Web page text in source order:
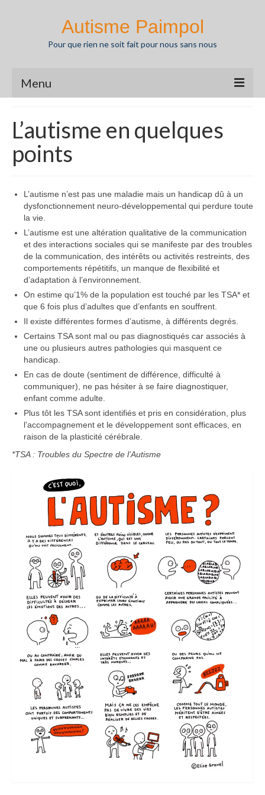
Autisme Paimpol
Pour que rien ne soit fait pour nous sans nous
Menu
Agenda
L’autisme
Partenaires
Ressources
Pédagothèque
Habitat inclusif
Contact
L’autisme en quelques
points
L’autisme n’est pas une maladie mais un handicap dû à un
dysfonctionnement neuro-développemental qui perdure toute
la vie.
L’autisme est une altération qualitative de la communication
et des interactions sociales qui se manifeste par des troubles
de la communication, des intérêts ou activités restreints, des
comportements répétitifs, un manque de flexibilité et
d’adaptation à l’environnement.
On estime qu’1% de la population est touché par les TSA* et
que 6 fois plus d’adultes que d’enfants en souffrent.
Il existe différentes formes d’autisme, à différents degrés.
Certains TSA sont mal ou pas diagnostiqués car associés à
une ou plusieurs autres pathologies qui masquent ce
handicap.
En cas de doute (sentiment de différence, difficulté à
communiquer), ne pas hésiter à se faire diagnostiquer,
enfant comme adulte.
Plus tôt les TSA sont identifiés et pris en considération, plus
l’accompagnement et le développement sont efficaces, en
raison de la plasticité cérébrale.
*TSA : Troubles du Spectre de l’Autisme